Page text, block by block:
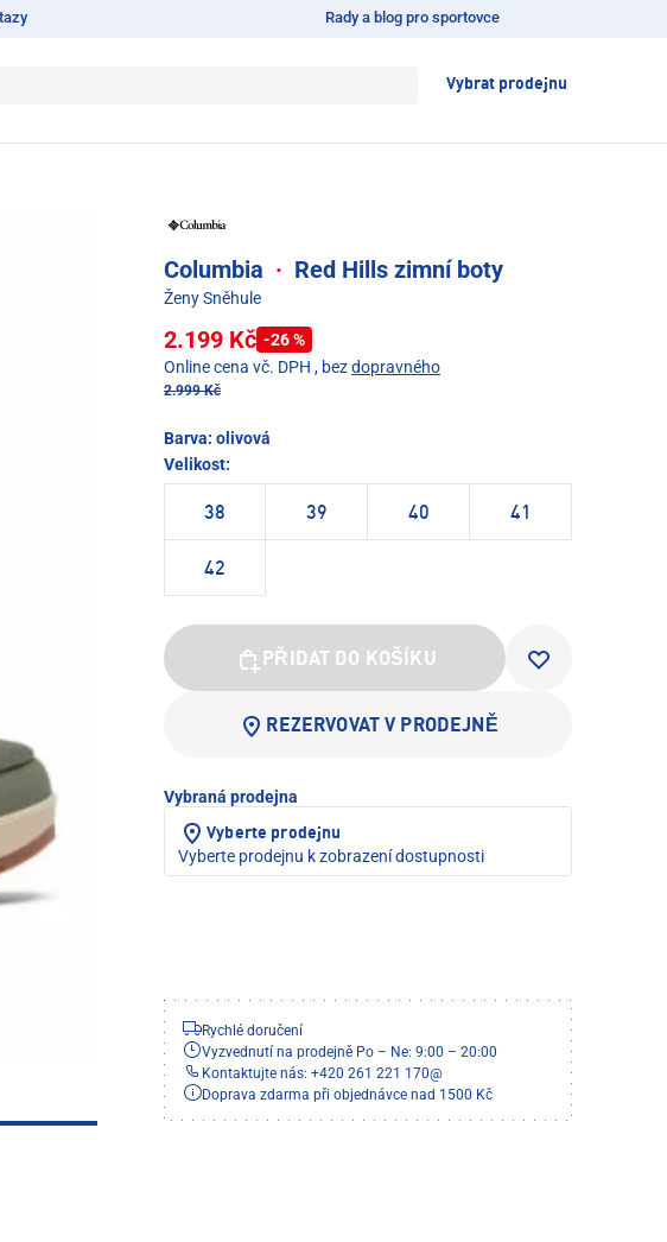
Rady a blog pro sportovce
Vybrat prodejnu
Columbia · Red Hills zimní boty
Ženy Sněhule
2.199 Kč -26 %
Online cena vč. DPH , bezdopravného
2.999 Kč
Barva: olivová
Velikost:
38 39 40 41
42
PŘIDAT DO KOŠÍKU
REZERVOVAT V PRODEJNĚ
Vybraná prodejna
Vyberte prodejnu
Vyberte prodejnu k zobrazení dostupnosti
Rychlé doručení
Vyzvednutí na prodejně Po – Ne: 9:00 – 20:00
Kontaktujte nás: +420 261 221 170@
Doprava zdarma při objednávce nad 1500 Kč